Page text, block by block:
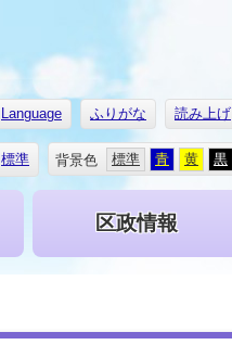
Language ふりがな 読み上げ
標準 背景色 標準 青 黄 黒
区政情報